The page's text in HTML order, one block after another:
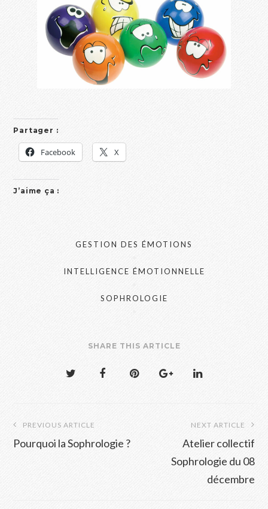
Partager :
Facebook X
J’aime ça :
GESTION DES ÉMOTIONS
INTELLIGENCE ÉMOTIONNELLE
SOPHROLOGIE
SHARE THIS ARTICLE
de
PREVIOUS ARTICLE
Pourquoi la Sophrologie ?
NEXT ARTICLE
Atelier collectif
Sophrologie du 08
décembre